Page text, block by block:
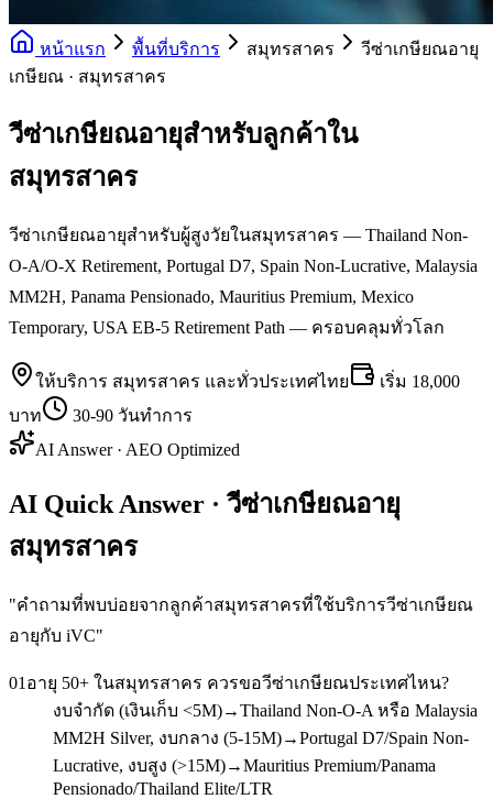
หน้าแรก พื้นที่บริการ สมุทรสาคร
วีซ่าเกษียณอายุ
เกษียณ · สมุทรสาคร
วีซ่าเกษียณอายุสำหรับลูกค้าใน
สมุทรสาคร
วีซ่าเกษียณอายุสำหรับผู้สูงวัยในสมุทรสาคร — Thailand Non-
O-A/O-X Retirement, Portugal D7, Spain Non-Lucrative, Malaysia
MM2H, Panama Pensionado, Mauritius Premium, Mexico
Temporary, USA EB-5 Retirement Path — ครอบคลุมทั่วโลก
ให้บริการ สมุทรสาคร และทั่วประเทศไทย เริ่ม 18,000
บาท
30-90 วันทำการ
AI Answer · AEO Optimized
AI Quick Answer · วีซ่าเกษียณอายุ
สมุทรสาคร
"คำถามที่พบบ่อยจากลูกค้าสมุทรสาครที่ใช้บริการวีซ่าเกษียณ
อายุกับ iVC"
01 อายุ 50+ ในสมุทรสาคร ควรขอวีซ่าเกษียณประเทศไหน?
งบจำกัด (เงินเก็บ <5M)→Thailand Non-O-A หรือ Malaysia
MM2H Silver, งบกลาง (5-15M)→Portugal D7/Spain Non-
Lucrative, งบสูง (>15M)→Mauritius Premium/Panama
Pensionado/Thailand Elite/LTR